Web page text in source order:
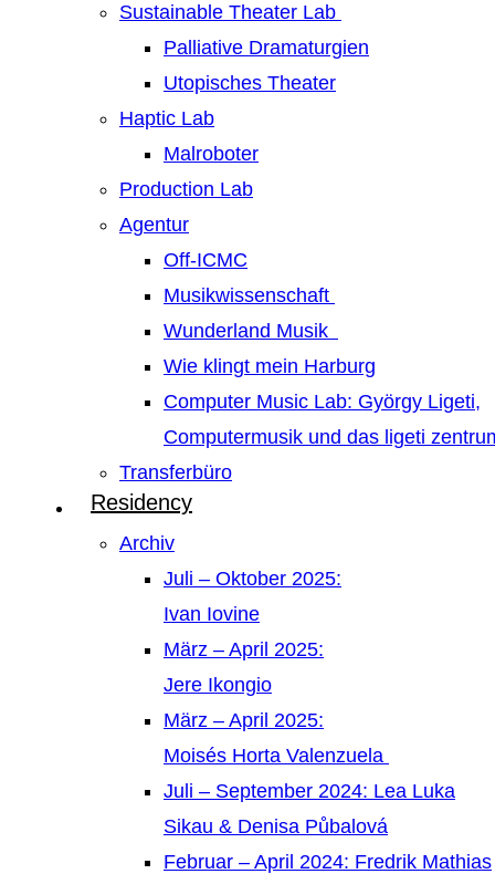
Sustainable Theater Lab
Palliative Dramaturgien
Utopisches Theater
Haptic Lab
Malroboter
Production Lab
Agentur
Off-ICMC
Musikwissenschaft
Wunderland Musik
Wie klingt mein Harburg
Computer Music Lab: György Ligeti,
Computermusik und das ligeti
Transferbüro
Residency
Archiv
Juli – Oktober 2025:
Ivan Iovine
März – April 2025:
Jere Ikongio
März – April 2025:
Moisés Horta Valenzuela
Juli – September 2024: Lea Luka
Sikau & Denisa Půbalová
Februar – April 2024: Fredrik Mathias